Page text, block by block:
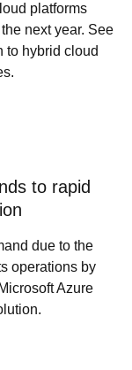
platforms
next year. See
to hybrid cloud
to rapid
due to the
operations by
Azure